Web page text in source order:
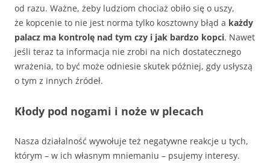
od razu. Ważne, żeby ludziom chociaż obiło się o uszy,
że kopcenie to nie jest norma tylko kosztowny błąd a każdy
palacz ma kontrolę nad tym czy i jak bardzo kopci. Nawet
jeśli teraz ta informacja nie zrobi na nich dostatecznego
wrażenia, to być może odniesie skutek później, gdy usłyszą
o tym z innych źródeł.
Kłody pod nogami i noże w plecach
Nasza działalność wywołuje też negatywne reakcje u tych,
którym – w ich własnym mniemaniu – psujemy interesy.